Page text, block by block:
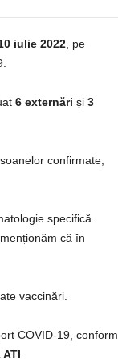
iulie 2022 , pe
6 externări și 3
confirmate,
specifică
menționăm că în
vaccinări.
COVID-19, conform